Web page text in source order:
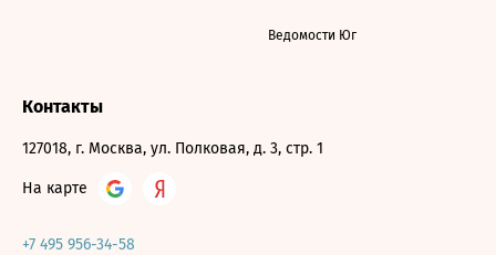
Ведомости Юг
Контакты
127018, г. Москва, ул. Полковая, д. 3, стр. 1
На карте
+7 495 956-34-58